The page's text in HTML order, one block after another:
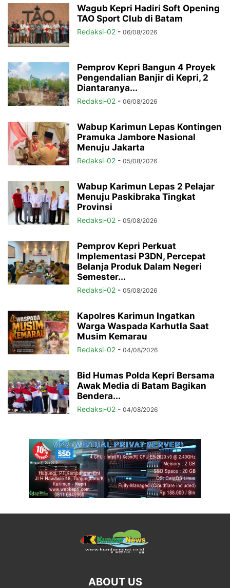
Wagub Kepri Hadiri Soft Opening
TAO Sport Club di Batam
Redaksi-02 - 06/08/2026
Pemprov Kepri Bangun 4 Proyek
Pengendalian Banjir di Kepri, 2
Diantaranya...
Redaksi-02 - 06/08/2026
Wabup Karimun Lepas Kontingen
Pramuka Jambore Nasional
Menuju Jakarta
Redaksi-02 - 05/08/2026
Wabup Karimun Lepas 2 Pelajar
Menuju Paskibraka Tingkat
Provinsi
Redaksi-02 - 05/08/2026
Pemprov Kepri Perkuat
Implementasi P3DN, Percepat
Belanja Produk Dalam Negeri
Semester...
Redaksi-02 - 05/08/2026
Kapolres Karimun Ingatkan
Warga Waspada Karhutla Saat
Musim Kemarau
Redaksi-02 - 04/08/2026
Bid Humas Polda Kepri Bersama
Awak Media di Batam Bagikan
Bendera...
Redaksi-02 - 04/08/2026
ABOUT US